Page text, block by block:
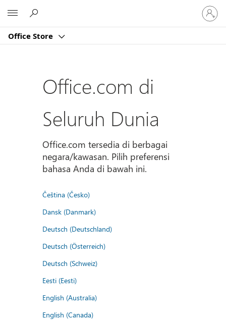
Office Store
Masuk
ke
akun
Office.com di
Seluruh Dunia
Office.com tersedia di berbagai
negara/kawasan. Pilih preferensi
bahasa Anda di bawah ini.
Čeština (Česko)
Dansk (Danmark)
Deutsch (Deutschland)
Deutsch (Österreich)
Deutsch (Schweiz)
Eesti (Eesti)
English (Australia)
English (Canada)